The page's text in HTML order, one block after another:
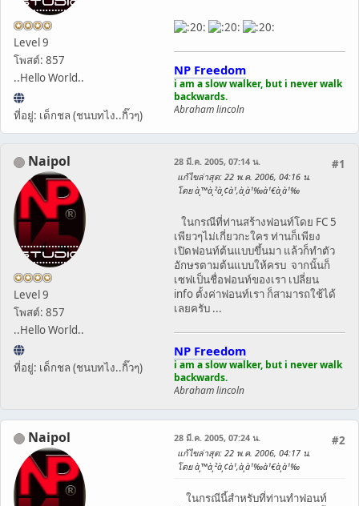
Level 9
โพสต์: 857
..Hello World..
ที่อยู่: เด็กชล (ชนบทไง..กิ๊วๆ)
NP Freedom
i am a slow walker, but i never walk
backwards.
Abraham lincoln
Naipol
Level 9
โพสต์: 857
..Hello World..
ที่อยู่: เด็กชล (ชนบทไง..กิ๊วๆ)
#1
28 มี.ค. 2005, 07:14 น.
แก้ไขล่าสุด: 22 พ.ค. 2006, 04:16 น.
โดย à¸™à¸²à¸¢à¹‚à¸­à¹‰à¹€à¸­à¹‰
ในกรณีที่ท่านสร้างฟอนท์โดย FC 5
เพียวๆไม่เกี่ยวกะใคร ท่านก็เพียง
เปิดฟอนท์ต้นแบบขึ้นมา แล้วก็ทำตัว
อักษรตามต้นแบบให้ครบ จากนั้นก็
เซฟเป็นชื่อฟอนท์ของเรา เปลี่ยน
info ตั้งค่าฟอนท์เรา ก็สามารถใช้ได้
เลยครับ ...
NP Freedom
i am a slow walker, but i never walk
backwards.
Abraham lincoln
Naipol #2
28 มี.ค. 2005, 07:24 น.
แก้ไขล่าสุด: 22 พ.ค. 2006, 04:17 น.
โดย à¸™à¸²à¸¢à¹‚à¸­à¹‰à¹€à¸­à¹‰
ในกรณีนี้สำหรับที่ท่านทำฟอนท์